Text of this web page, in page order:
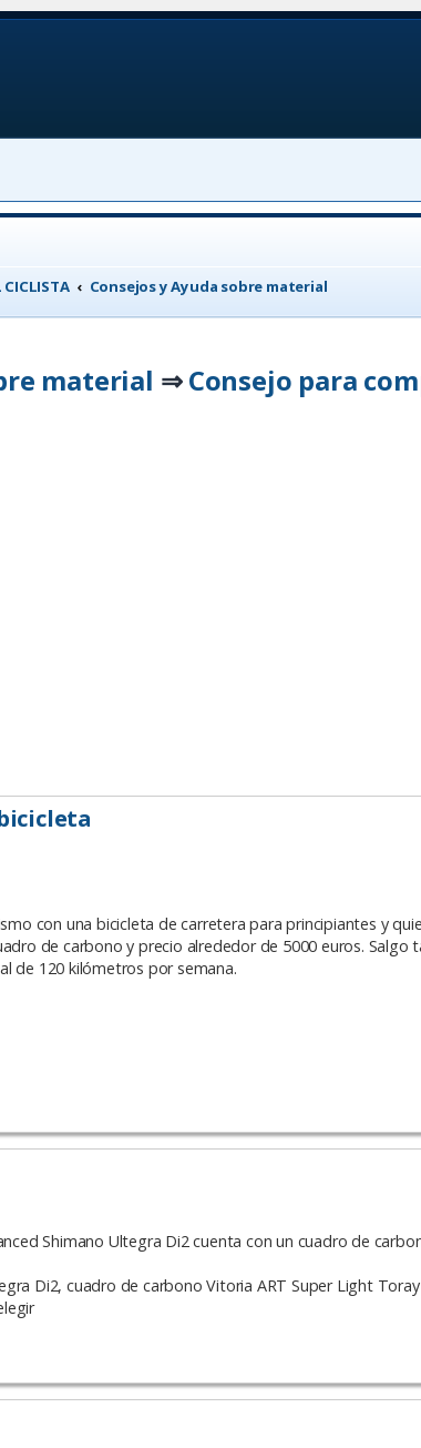
CICLISTA Consejos y Ayuda sobre material
material ⇒ Consejo para
con una bicicleta de carretera para principiantes y
de carbono y precio alrededor de 5000 euros.
de 120 kilómetros por semana.
Shimano Ultegra Di2 cuenta con un cuadro de
Di2, cuadro de carbono Vitoria ART Super Light